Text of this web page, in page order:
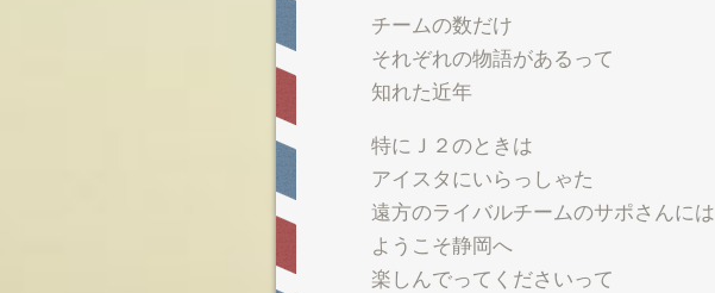
チームの数だけ
それぞれの物語があるって
知れた近年
特にＪ２のときは
アイスタにいらっしゃた
遠方のライバルチームのサポさんには
ようこそ静岡へ
楽しんでってくださいって